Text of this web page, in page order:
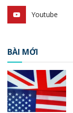
Youtube
BÀI MỚI